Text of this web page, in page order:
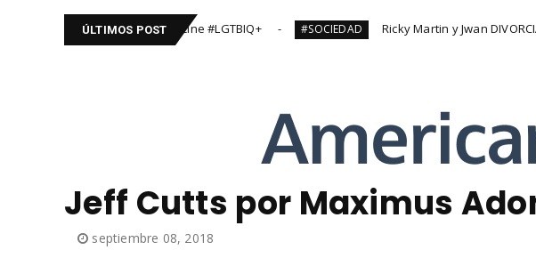
ÚLTIMOS POST
de cine #LGTBIQ+ #SOCIEDAD Ricky Martin y Jwan DIVORCIADOS. Tras seis años
Jeff Cutts por Maximus
septiembre 08, 2018